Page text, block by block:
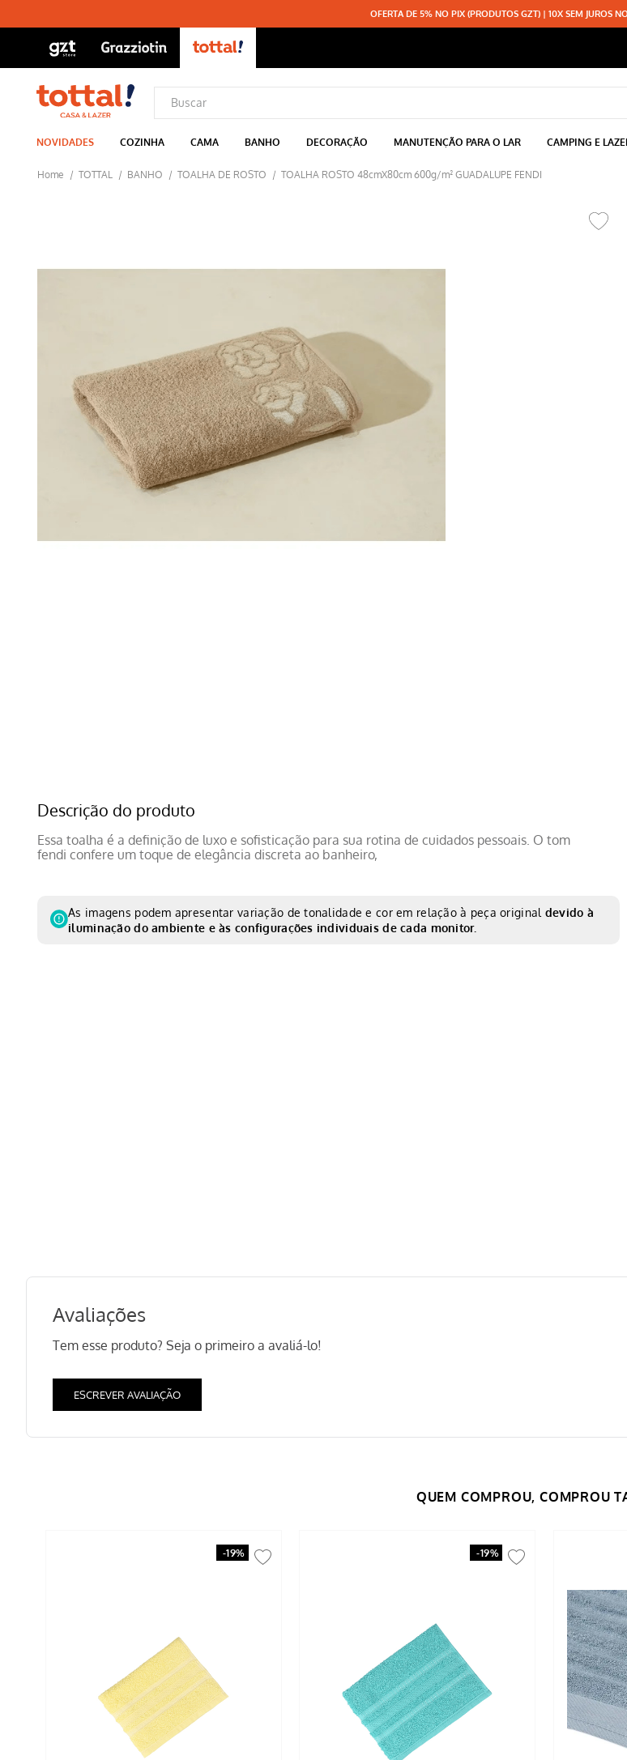
OFERTA DE 5% NO PIX (PRODUTOS GZT) | 10X SEM JUROS
NOVIDADES COZINHA CAMA BANHO DECORAÇÃO MANUTENÇÃO PARA O LAR CAMPING E
TOTTAL BANHO TOALHA DE ROSTO TOALHA ROSTO 48cmX80cm 600g/m² GUADALUPE FENDI
Descrição do produto
Essa toalha é a definição de luxo e sofisticação para sua rotina de cuidados pessoais. O tom
fendi confere um toque de elegância discreta ao banheiro,
As imagens podem apresentar variação de tonalidade e cor em relação à peça original devido à
iluminação do ambiente e às configurações individuais de cada monitor.
Avaliações
Tem esse produto? Seja o primeiro a avaliá-lo!
ESCREVER AVALIAÇÃO
-19% -19%